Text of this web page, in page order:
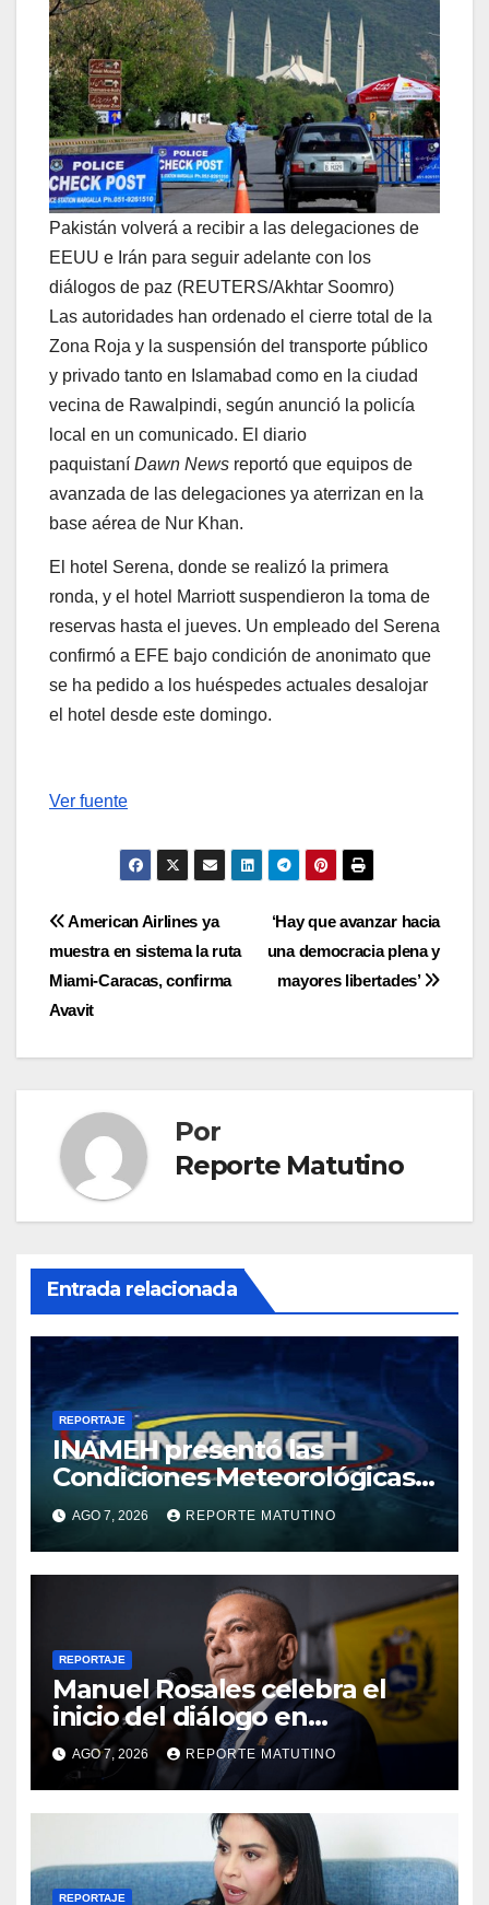
Pakistán volverá a recibir a las delegaciones de
EEUU e Irán para seguir adelante con los
diálogos de paz (REUTERS/Akhtar Soomro)
Las autoridades han ordenado el cierre total de la
Zona Roja y la suspensión del transporte público
y privado tanto en Islamabad como en la ciudad
vecina de Rawalpindi, según anunció la policía
local en un comunicado. El diario
paquistaní Dawn News reportó que equipos de
avanzada de las delegaciones ya aterrizan en la
base aérea de Nur Khan.
El hotel Serena, donde se realizó la primera
ronda, y el hotel Marriott suspendieron la toma de
reservas hasta el jueves. Un empleado del Serena
confirmó a EFE bajo condición de anonimato que
se ha pedido a los huéspedes actuales desalojar
el hotel desde este domingo.
Ver fuente
Navegación
de
entradas
‘Hay que avanzar hacia
una democracia plena y
mayores libertades’
American Airlines ya
muestra en sistema la ruta
Miami-Caracas, confirma
Avavit
Por
Reporte Matutino
Entrada relacionada
REPORTAJE
INAMEH presentó las
Condiciones Meteorológicas
para las próximas 24 horas,
de este viernes 7 de agosto
2026
AGO 7, 2026 REPORTE MATUTINO
REPORTAJE
Manuel Rosales celebra el
inicio del diálogo en
Venezuela y destaca el
respaldo de EEUU
AGO 7, 2026 REPORTE MATUTINO
REPORTAJE